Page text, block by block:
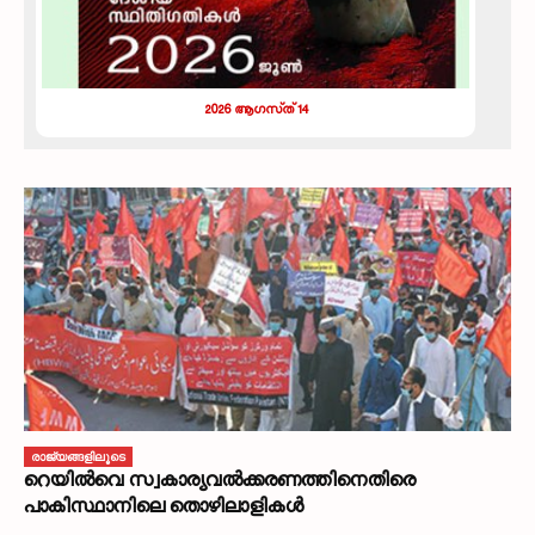
2026 ആഗസ്‌ത്‌ 14
രാജ്യങ്ങളിലൂടെ
റെയിൽവെ സ്വകാര്യവൽക്കരണത്തിനെതിരെ
പാകിസ്ഥാനിലെ തൊഴിലാളികൾ